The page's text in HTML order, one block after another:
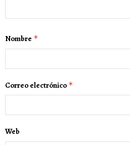
Nombre *
Correo electrónico *
Web